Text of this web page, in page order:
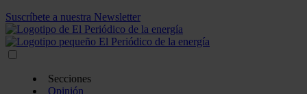
Suscríbete a nuestra Newsletter
Secciones
Opinión